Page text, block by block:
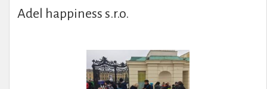
Adel happiness s.r.o.